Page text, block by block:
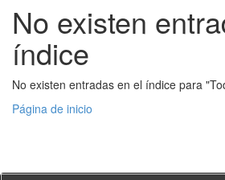
No existen
índice
No existen entradas en el índice para
Página de inicio